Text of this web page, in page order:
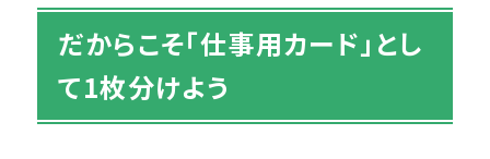
だからこそ「仕事用カード」とし
て1枚分けよう